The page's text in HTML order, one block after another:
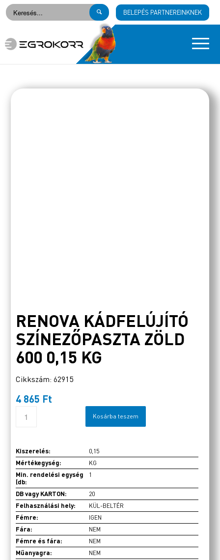
BELEPÉS PARTNEREINKNEK
RENOVA KÁDFELÚJÍTÓ
SZÍNEZŐPASZTA ZÖLD
600 0,15 KG
Cikkszám: 62915
4 865 Ft
Kosárba teszem
Kiszerelés: 0,15
Mértékegység: KG
Min. rendelési egység
(db:
1
DB vagy KARTON: 20
Felhasználási hely: KÜL-BELTÉR
Fémre: IGEN
Fára: NEM
Fémre és fára: NEM
Műanyagra: NEM